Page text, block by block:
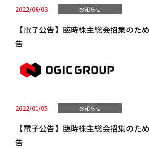
2022/06/03 お知らせ
【電子公告】臨時株主総会招集のた
告
2022/01/05 お知らせ
【電子公告】臨時株主総会招集のた
告